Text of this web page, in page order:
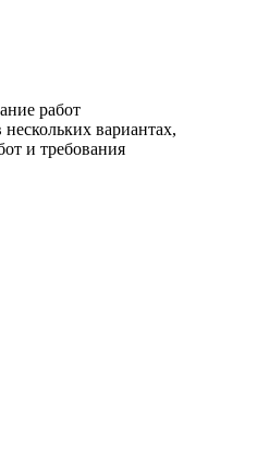
работ
вариантах,
и требования